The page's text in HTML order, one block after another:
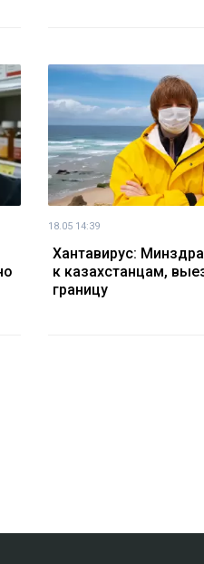
18.05 14:39
Хантавирус:
к казахстанцам,
границу